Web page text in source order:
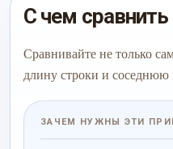
С чем сравнить
Сравнивайте не только
длину строки и соседнюю
ЗАЧЕМ НУЖНЫ ЭТИ